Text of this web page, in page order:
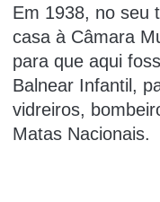
Em 1938, no seu
casa à Câmara
para que aqui
Balnear Infantil,
vidreiros,
Matas Nacionais.